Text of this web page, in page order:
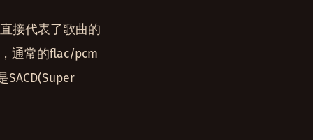
接代表了歌曲的
通常的flac/pcm